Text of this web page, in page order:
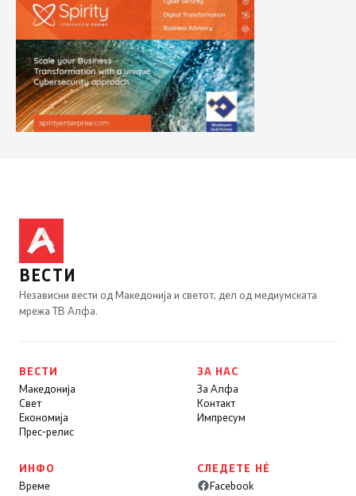
ВЕСТИ
Независни вести од Македонија и светот, дел од медиумската
мрежа ТВ Алфа.
ВЕСТИ
Македонија
Свет
Економија
Прес-релис
ЗА НАС
За Алфа
Контакт
Импресум
ИНФО
Време
СЛЕДЕТЕ НÉ
Facebook